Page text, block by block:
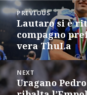
Post
navigation
PREVIOUS
Previous
post:
Lautaro si è
compagno
vera ThuLa
NEXT
Next
Uragano